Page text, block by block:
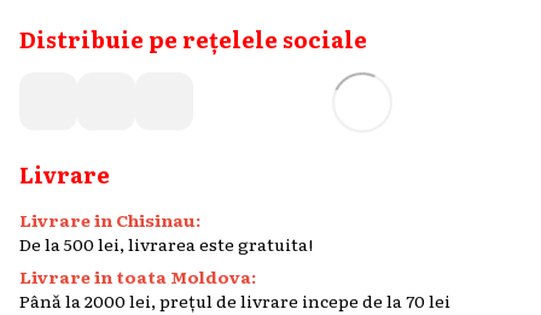
Distribuie pe rețelele sociale
Livrare
Livrare in Chisinau:
De la 500 lei, livrarea este gratuita!
Livrare in toata Moldova:
Până la 2000 lei, prețul de livrare incepe de la 70 lei